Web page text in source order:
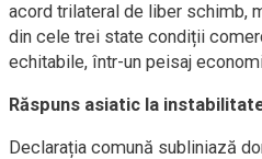
acord trilateral de liber schimb,
din cele trei state condiții
echitabile, într-un peisaj
Răspuns asiatic la
Declarația comună subliniază